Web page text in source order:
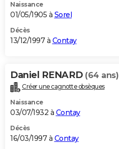
Naissance
01/05/1905 à Sorel
Décès
13/12/1997 à Contay
Daniel RENARD (64 ans)
Créer une cagnotte obsèques
Naissance
03/07/1932 à Contay
Décès
16/03/1997 à Contay